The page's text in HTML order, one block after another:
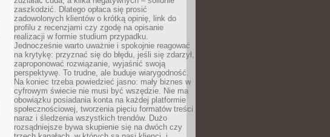
zaszkodzić. Dlatego opłaca się prosić
zadowolonych klientów o krótką opinię, link do
profilu z recenzjami czy zgodę na opisanie
realizacji w formie studium przypadku.
Jednocześnie warto uważnie i spokojnie reagować
na krytykę: przyznać się do błędu, jeśli się zdarzył,
zaproponować rozwiązanie, wyjaśnić swoją
perspektywę. To trudne, ale buduje wiarygodność.
Na koniec trzeba powiedzieć jasno: mały biznes w
cyfrowym świecie nie musi być wszędzie. Nie ma
obowiązku posiadania konta na każdej platformie
społecznościowej, tworzenia pięciu formatów treści
naraz i śledzenia wszystkich trendów. Dużo
rozsądniejsze bywa skupienie się na dwóch czy